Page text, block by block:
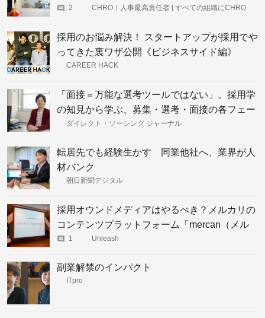
2
CHRO｜人事最高責任者 | すべての組織にCHRO
採用のお悩み解決！ スタートアップが採用でや
ってきた裏ワザ公開《ビジネスサイド編》
CAREER HACK
「面接＝万能な選考ツールではない」。採用学
の知見から学ぶ、募集・選考・面接の各フェー
ズで考えるべき行動とアクションとは？
ダイレクト・ソーシング ジャーナル
転居先でも経験生かす 同業他社へ、業界が人
材バンク
朝日新聞デジタル
採用オウンドメディアはやるべき？メルカリの
コンテンツプラットフォーム「mercan（メル
カン）」運営の裏側
1 Unleash
副業解禁のインパクト
ITpro